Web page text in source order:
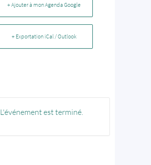
+ Ajouter à mon Agenda Google
+ Exportation iCal / Outlook
L'événement est terminé.